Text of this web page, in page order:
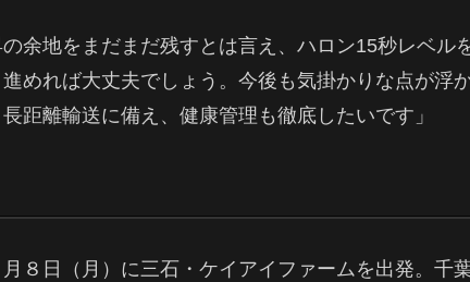
余地をまだまだ残すとは言え、ハロン15秒レベル
めれば大丈夫でしょう。今後も気掛かりな点が浮
距離輸送に備え、健康管理も徹底したいです」
８日（月）に三石・ケイアイファームを出発。千